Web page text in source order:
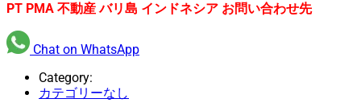
PT PMA 不動産 バリ島 インドネシア お問い合わせ先
Chat on WhatsApp
Category:
カテゴリーなし